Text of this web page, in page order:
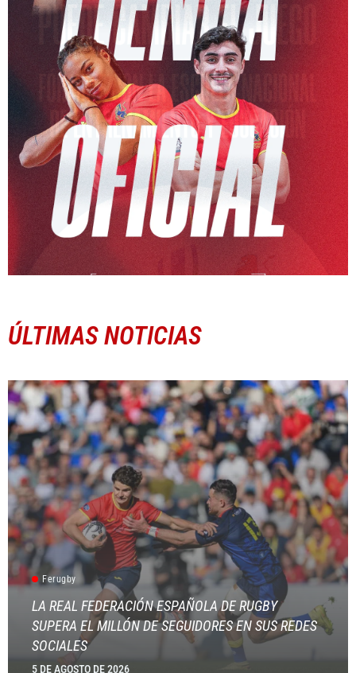
ÚLTIMAS NOTICIAS
Ferugby
LA REAL FEDERACIÓN ESPAÑOLA DE RUGBY
SUPERA EL MILLÓN DE SEGUIDORES EN SUS REDES
SOCIALES
5 DE AGOSTO DE 2026